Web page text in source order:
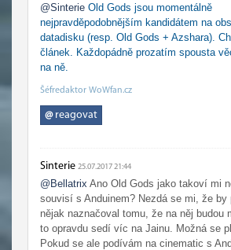
@Sinterie Old Gods jsou momentálně
nejpravděpodobnějším kandidátem na
datadisku (resp. Old Gods + Azshara).
článek. Každopádně prozatím spousta
na ně.
Šéfredaktor WoWfan.cz
@reagovat
Sinterie 25.07.2017 21:44
@Bellatrix Ano Old Gods jako takoví mi
souvisí s Anduinem? Nezdá se mi, že by
nějak naznačoval tomu, že na něj budou
to opravdu sedí víc na Jainu. Možná se
Pokud se ale podívám na cinematic s